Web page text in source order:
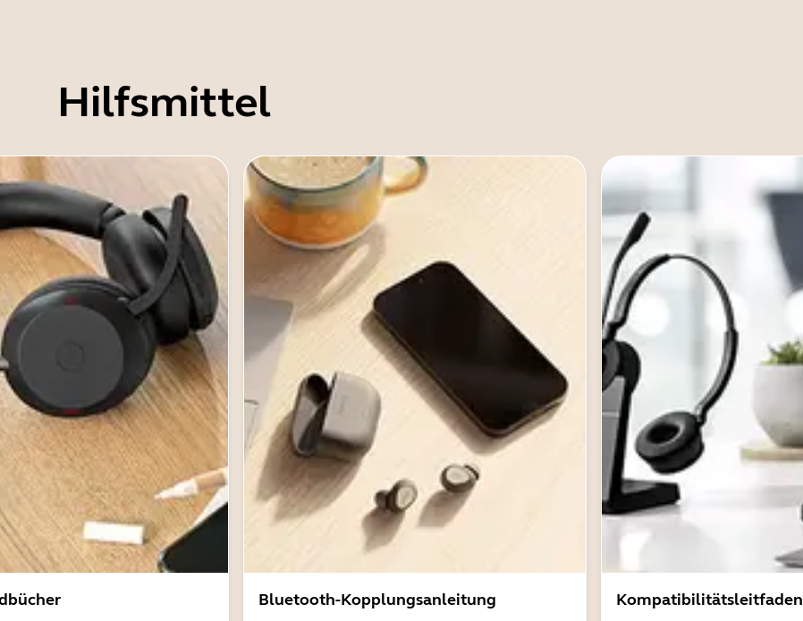
Hilfsmittel
Bluetooth-Kopplungsanleitung
Kompatibilitätsleitfaden